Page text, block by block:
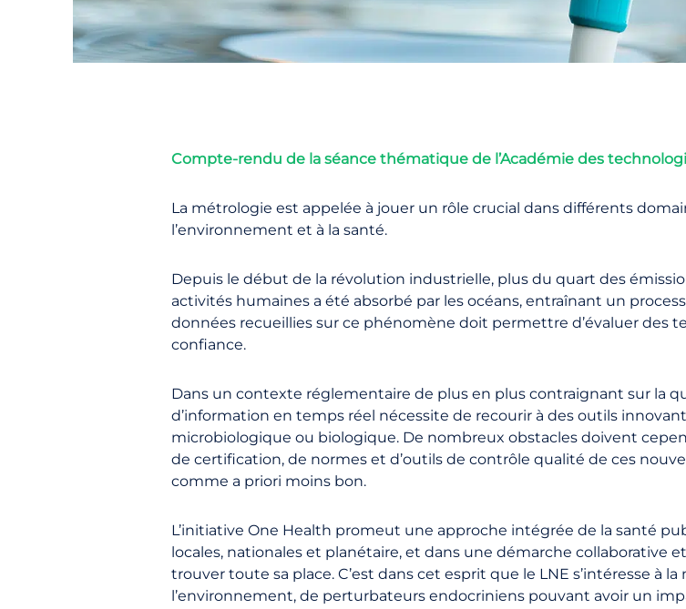
Compte-rendu de la séance thématique de l’Académie des
La métrologie est appelée à jouer un rôle crucial dans différents
l’environnement et à la santé.
Depuis le début de la révolution industrielle, plus du quart des
activités humaines a été absorbé par les océans, entraînant un
données recueillies sur ce phénomène doit permettre d’évaluer des
confiance.
Dans un contexte réglementaire de plus en plus contraignant sur la
d’information en temps réel nécessite de recourir à des outils
microbiologique ou biologique. De nombreux obstacles doivent
de certification, de normes et d’outils de contrôle qualité de ces
comme a priori moins bon.
L’initiative One Health promeut une approche intégrée de la santé
locales, nationales et planétaire, et dans une démarche collaborative
trouver toute sa place. C’est dans cet esprit que le LNE s’intéresse à
l’environnement, de perturbateurs endocriniens pouvant avoir un